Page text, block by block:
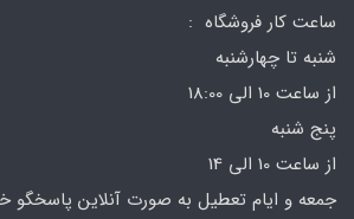
ساعت کار فروشگاه :
شنبه تا چهارشنبه
از ساعت 10 الی 18:00
پنج شنبه
از ساعت 10 الی 14
جمعه و ایام تعطیل به صورت آنلاین